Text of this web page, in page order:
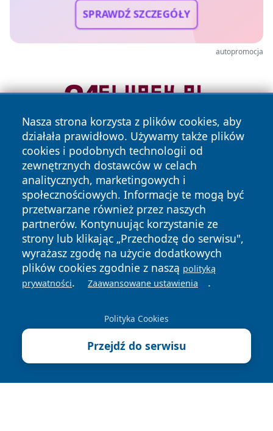
SPRAWDŹ SZCZEGÓŁY
autopromocja
Nasza strona korzysta z plików cookies, aby
działała prawidłowo. Używamy także plików
cookies i podobnych technologii od
zewnętrznych dostawców w celach
analitycznych, marketingowych i
społecznościowych. Informacje te mogą być
przetwarzane również przez naszych
partnerów. Kontynuując korzystanie ze
strony lub klikając „Przechodzę do serwisu",
wyrażasz zgodę na użycie dodatkowych
plików cookies zgodnie z naszą polityką
prywatności. Zaawansowane ustawienia .
Polityka Cookies
Przejdź do serwisu
Copyright © 2026 raciborski24.pl Wszystkie prawa
zastrzeżone.
News Autorzy
Polityka
Prywatności
Polityka
Cookies